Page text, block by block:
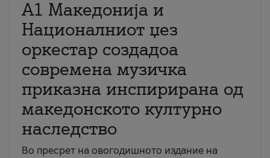
А1 Македонија и
Националниот џез
оркестар создадоа
современа музичка
приказна инспирирана од
македонското културно
наследство
Во пресрет на овогодишното издание на